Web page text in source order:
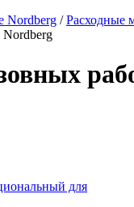
Nordberg /Расходные